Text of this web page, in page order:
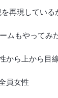
再現している
ムもやってみ
から上から目
員女性